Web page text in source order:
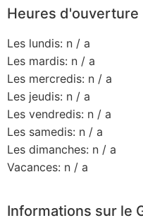
Heures d'ouverture
Les lundis: n / a
Les mardis: n / a
Les mercredis: n / a
Les jeudis: n / a
Les vendredis: n / a
Les samedis: n / a
Les dimanches: n / a
Vacances: n / a
Informations sur le